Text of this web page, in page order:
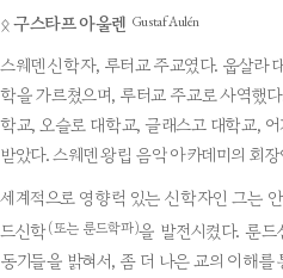
ᛟ구스타프 아울렌 Gustaf Aulén
스웨덴 신학자, 루터교 주교였다. 웁살라
학을 가르쳤으며, 루터교 주교로 사역했
학교, 오슬로 대학교, 글래스고 대학교,
받았다. 스웨덴 왕립 음악 아카데미의 회
세계적으로 영향력 있는 신학자인 그는
드신학(또는 룬드학파)을 발전시켰다. 룬
동기들을 밝혀서, 좀 더 나은 교의 이해를